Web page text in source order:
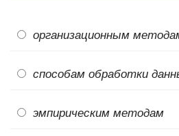
организационным
способам обработки
эмпирическим методам